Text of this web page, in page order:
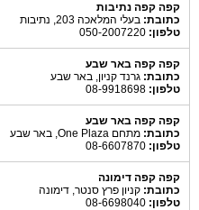
קפה קפה נתיבות
כתובת: בעלי המלאכה 203, נתיבות
טלפון:
קפה קפה באר שבע
כתובת: גרנד קניון, באר שבע
טלפון:
קפה קפה באר שבע
כתובת: מתחם One Plaza, באר שבע
טלפון:
קפה קפה דימונה
כתובת: קניון פרץ סנטר, דימונה
טלפון: